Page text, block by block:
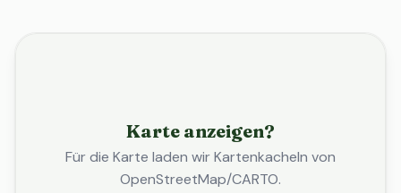
Karte anzeigen?
Für die Karte laden wir Kartenkacheln von
OpenStreetMap/CARTO.